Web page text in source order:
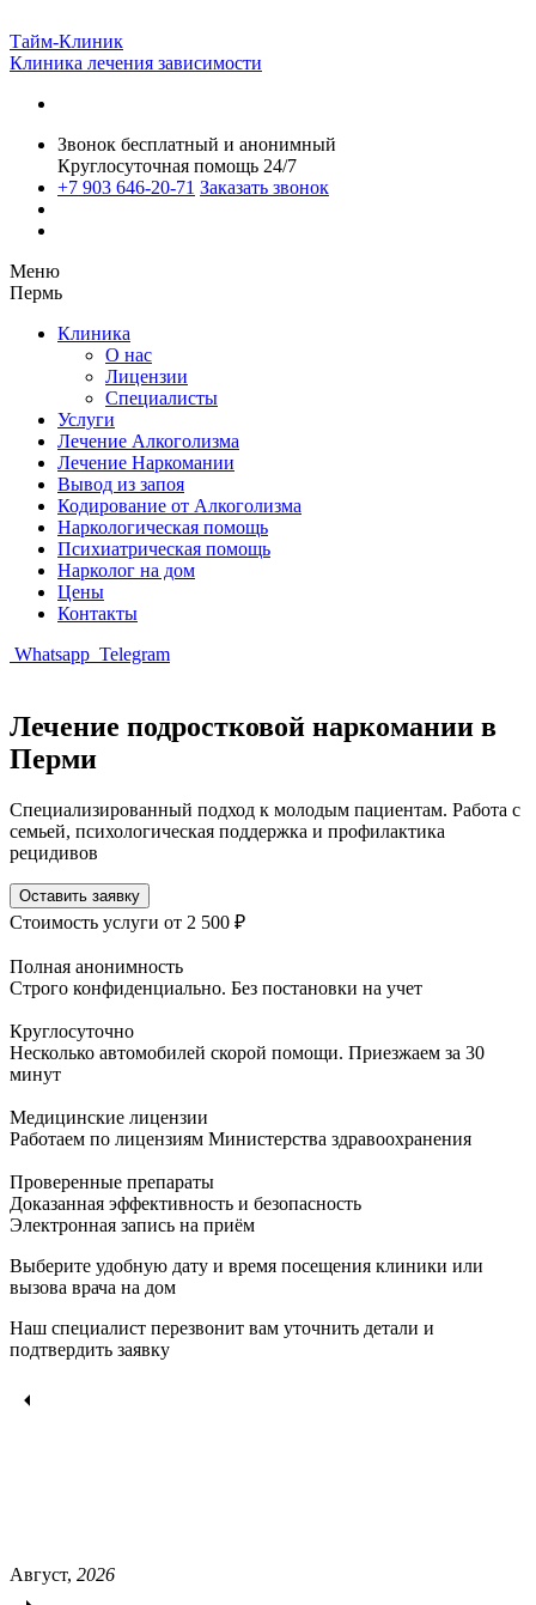
Тайм-Клиник
Клиника лечения зависимости
Звонок бесплатный и анонимный
Круглосуточная помощь 24/7
+7 903 646-20-71 Заказать звонок
Меню
Пермь
Клиника
О нас
Лицензии
Специалисты
Услуги
Лечение Алкоголизма
Лечение Наркомании
Вывод из запоя
Кодирование от Алкоголизма
Наркологическая помощь
Психиатрическая помощь
Нарколог на дом
Цены
Контакты
Whatsapp Telegram
Лечение подростковой наркомании в
Перми
Специализированный подход к молодым пациентам. Работа с
семьей, психологическая поддержка и профилактика
рецидивов
Оставить заявку
Стоимость услуги от 2 500 ₽
Полная анонимность
Строго конфиденциально. Без постановки на учет
Круглосуточно
Несколько автомобилей скорой помощи. Приезжаем за 30
минут
Медицинские лицензии
Работаем по лицензиям Министерства здравоохранения
Проверенные препараты
Доказанная эффективность и безопасность
Электронная запись на приём
Выберите удобную дату и время посещения клиники или
вызова врача на дом
Наш специалист перезвонит вам уточнить детали и
подтвердить заявку
Август, 2026